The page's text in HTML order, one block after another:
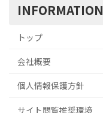
INFORMATION
トップ
会社概要
個人情報保護方針
サイト閲覧推奨環境